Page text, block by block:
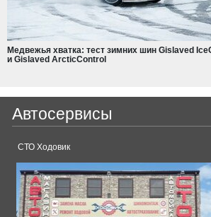
Nissan
Frontier
Leaf
Rogue
Terrano
Serena
Sentra
Медвежья хватка: тест зимних шин Gislaved
и Gislaved ArcticControl
Автосервисы
СТО Ходовик